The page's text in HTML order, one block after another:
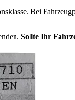
Bei
Sollte Ihr